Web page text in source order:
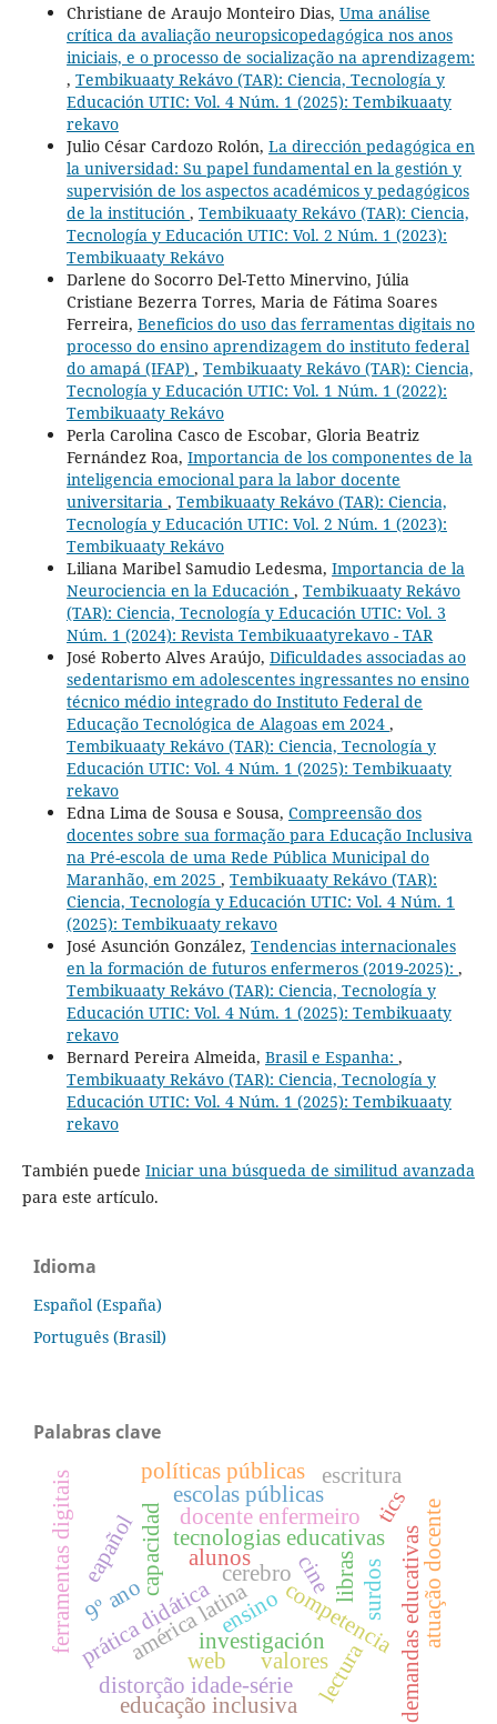
Christiane de Araujo Monteiro Dias, Uma análise
crítica da avaliação neuropsicopedagógica nos anos
iniciais, e o processo de socialização na aprendizagem:
, Tembikuaaty Rekávo (TAR): Ciencia, Tecnología y
Educación UTIC: Vol. 4 Núm. 1 (2025): Tembikuaaty
rekavo
Julio César Cardozo Rolón, La dirección pedagógica en
la universidad: Su papel fundamental en la gestión y
supervisión de los aspectos académicos y pedagógicos
de la institución , Tembikuaaty Rekávo (TAR): Ciencia,
Tecnología y Educación UTIC: Vol. 2 Núm. 1 (2023):
Tembikuaaty Rekávo
Darlene do Socorro Del-Tetto Minervino, Júlia
Cristiane Bezerra Torres, Maria de Fátima Soares
Ferreira, Beneficios do uso das ferramentas digitais no
processo do ensino aprendizagem do instituto federal
do amapá (IFAP) , Tembikuaaty Rekávo (TAR): Ciencia,
Tecnología y Educación UTIC: Vol. 1 Núm. 1 (2022):
Tembikuaaty Rekávo
Perla Carolina Casco de Escobar, Gloria Beatriz
Fernández Roa, Importancia de los componentes de la
inteligencia emocional para la labor docente
universitaria , Tembikuaaty Rekávo (TAR): Ciencia,
Tecnología y Educación UTIC: Vol. 2 Núm. 1 (2023):
Tembikuaaty Rekávo
Liliana Maribel Samudio Ledesma, Importancia de la
Neurociencia en la Educación , Tembikuaaty Rekávo
(TAR): Ciencia, Tecnología y Educación UTIC: Vol. 3
Núm. 1 (2024): Revista Tembikuaatyrekavo - TAR
José Roberto Alves Araújo, Dificuldades associadas ao
sedentarismo em adolescentes ingressantes no ensino
técnico médio integrado do Instituto Federal de
Educação Tecnológica de Alagoas em 2024 ,
Tembikuaaty Rekávo (TAR): Ciencia, Tecnología y
Educación UTIC: Vol. 4 Núm. 1 (2025): Tembikuaaty
rekavo
Edna Lima de Sousa e Sousa, Compreensão dos
docentes sobre sua formação para Educação Inclusiva
na Pré-escola de uma Rede Pública Municipal do
Maranhão, em 2025 , Tembikuaaty Rekávo (TAR):
Ciencia, Tecnología y Educación UTIC: Vol. 4 Núm. 1
(2025): Tembikuaaty rekavo
José Asunción González, Tendencias internacionales
en la formación de futuros enfermeros (2019-2025): ,
Tembikuaaty Rekávo (TAR): Ciencia, Tecnología y
Educación UTIC: Vol. 4 Núm. 1 (2025): Tembikuaaty
rekavo
Bernard Pereira Almeida, Brasil e Espanha: ,
Tembikuaaty Rekávo (TAR): Ciencia, Tecnología y
Educación UTIC: Vol. 4 Núm. 1 (2025): Tembikuaaty
rekavo
También puede Iniciar una búsqueda de similitud avanzada
para este artículo.
Idioma
Español (España)
Português (Brasil)
Palabras clave
cerebro
américa latina
tecnologias educativas
investigacióncompetencia
capacidad
web demandas educativas
prática didática
docente enfermeiro
libras
ensino
alunos
surdos atuação docente
distorção idade-série
ferramentas digitais escolas públicas
políticas públicas
cine
lectura
escritura
eapañol
educação inclusiva
valores
tics
9º ano